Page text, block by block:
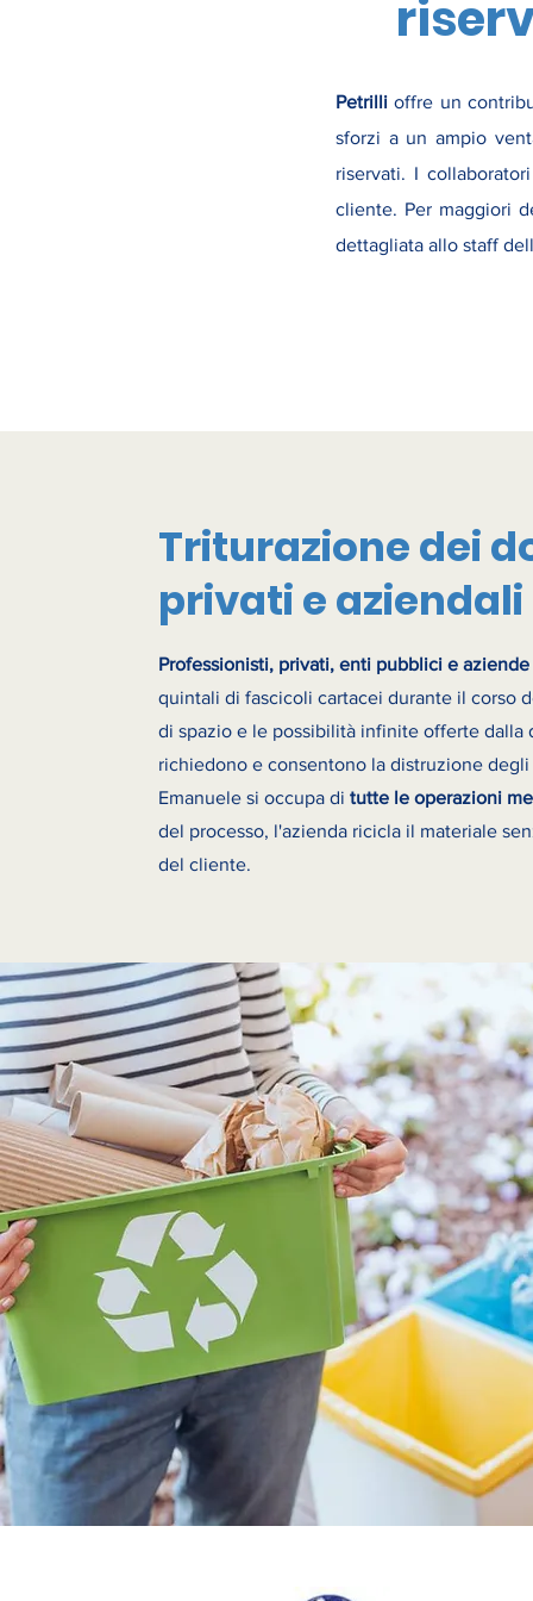
Petrilli offre un
sforzi a un ampio
riservati. I
cliente. Per maggiori
dettagliata allo staff
Triturazione dei
privati e aziendali
Professionisti, privati, enti pubblici e aziende
quintali di fascicoli cartacei durante il corso
di spazio e le possibilità infinite offerte
richiedono e consentono la distruzione
Emanuele si occupa ditutte le operazioni
del processo, l'azienda ricicla il materiale
del cliente.